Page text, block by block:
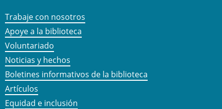
Trabaje con nosotros
Apoye a la biblioteca
Voluntariado
Noticias y hechos
Boletines informativos de la biblioteca
Artículos
Equidad e inclusión